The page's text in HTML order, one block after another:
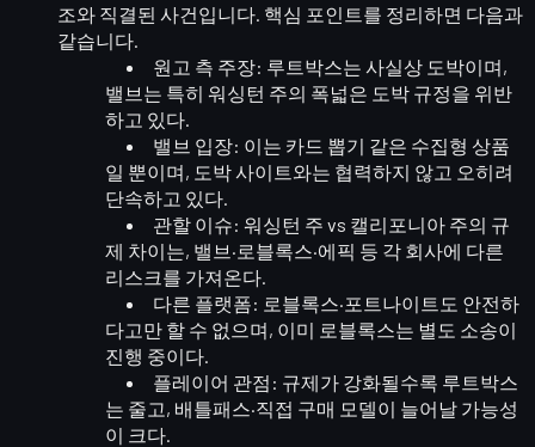
조와 직결된 사건입니다. 핵심 포인트를 정리하면 다음과
같습니다.
원고 측 주장: 루트박스는 사실상 도박이며,
밸브는 특히 워싱턴 주의 폭넓은 도박 규정을 위반
하고 있다.
밸브 입장: 이는 카드 뽑기 같은 수집형 상품
일 뿐이며, 도박 사이트와는 협력하지 않고 오히려
단속하고 있다.
관할 이슈: 워싱턴 주 vs 캘리포니아 주의 규
제 차이는, 밸브·로블록스·에픽 등 각 회사에 다른
리스크를 가져온다.
다른 플랫폼: 로블록스·포트나이트도 안전하
다고만 할 수 없으며, 이미 로블록스는 별도 소송이
진행 중이다.
플레이어 관점 : 규제가 강화될수록 루트박스
는 줄고, 배틀패스·직접 구매 모델이 늘어날 가능성
이 크다.